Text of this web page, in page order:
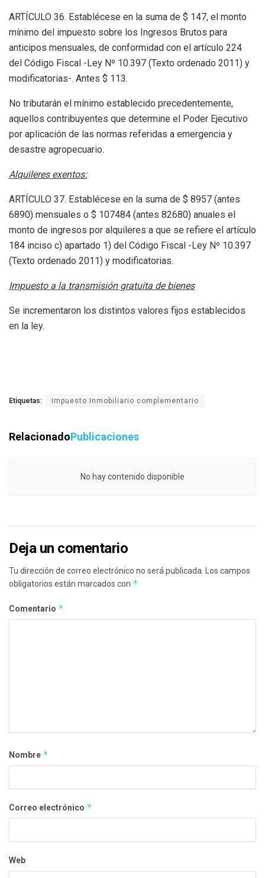
ARTÍCULO 36. Establécese en la suma de $ 147, el monto
mínimo del impuesto sobre los Ingresos Brutos para
anticipos mensuales, de conformidad con el artículo 224
del Código Fiscal -Ley Nº 10.397 (Texto ordenado 2011) y
modificatorias-. Antes $ 113.
No tributarán el mínimo establecido precedentemente,
aquellos contribuyentes que determine el Poder Ejecutivo
por aplicación de las normas referidas a emergencia y
desastre agropecuario.
Alquileres exentos:
ARTÍCULO 37. Establécese en la suma de $ 8957 (antes
6890) mensuales o $ 107484 (antes 82680) anuales el
monto de ingresos por alquileres a que se refiere el artículo
184 inciso c) apartado 1) del Código Fiscal -Ley Nº 10.397
(Texto ordenado 2011) y modificatorias.
Impuesto a la transmisión gratuita de bienes
Se incrementaron los distintos valores fijos establecidos
en la ley.
Etiquetas: Impuesto Inmobiliario complementario
RelacionadoPublicaciones
No hay contenido disponible
Deja un comentario
Tu dirección de correo electrónico no será publicada.
Los campos
obligatorios están marcados con *
Comentario *
Nombre *
Correo electrónico *
Web